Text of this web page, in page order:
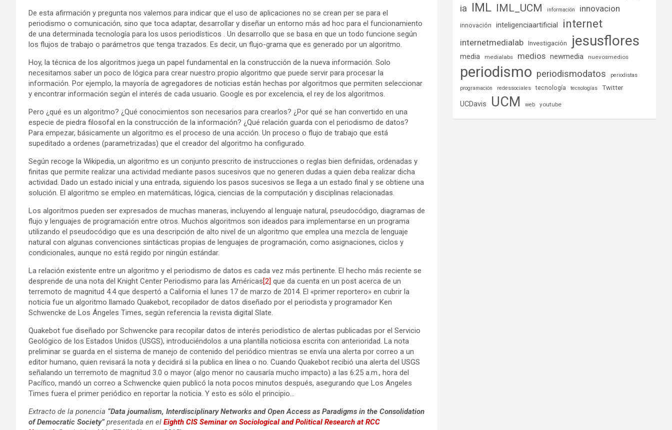
De esta afirmación y pregunta nos valemos para indicar que el uso de aplicaciones no se crean per se para el
periodismo o comunicación, sino que toca adaptar, desarrollar y diseñar un entorno más ad hoc para el funcionamiento
de una determinada tecnología para los usos periodísticos . Un desarrollo que se basa en que un todo funcione según
los flujos de trabajo o parámetros que tenga trazados. Es decir, un flujo-grama que es generado por un algoritmo.
Hoy, la técnica de los algoritmos juega un papel fundamental en la construcción de la nueva información. Solo
necesitamos saber un poco de lógica para crear nuestro propio algoritmo que puede servir para procesar la
información. Por ejemplo, la mayoría de agregadores de noticias están hechas por algoritmos que permiten seleccionar
y encontrar información según el interés de cada usuario. Google es por excelencia, el rey de los algoritmos.
Pero ¿qué es un algoritmo? ¿Qué conocimientos son necesarios para crearlos? ¿Por qué se han convertido en una
especie de piedra filosofal en la construcción de la información? ¿Qué relación guarda con el periodismo de datos?
Para empezar, básicamente un algoritmo es el proceso de una acción. Un proceso o flujo de trabajo que está
supeditado a ordenes (parametrizadas) que el creador del algoritmo ha configurado.
Según recoge la Wikipedia, un algoritmo es un conjunto prescrito de instrucciones o reglas bien definidas, ordenadas y
finitas que permite realizar una actividad mediante pasos sucesivos que no generen dudas a quien deba realizar dicha
actividad. Dado un estado inicial y una entrada, siguiendo los pasos sucesivos se llega a un estado final y se obtiene una
solución. El algoritmo se empleo en matemáticas, lógica, ciencias de la computación y disciplinas relacionadas.
Los algoritmos pueden ser expresados de muchas maneras, incluyendo al lenguaje natural, pseudocódigo, diagramas de
flujo y lenguajes de programación entre otros. Muchos algoritmos son ideados para implementarse en un programa
utilizando el pseudocódigo que es una descripción de alto nivel de un algoritmo que emplea una mezcla de lenguaje
natural con algunas convenciones sintácticas propias de lenguajes de programación, como asignaciones, ciclos y
condicionales, aunque no está regido por ningún estándar.
La relación existente entre un algoritmo y el periodismo de datos es cada vez más pertinente. El hecho más reciente se
desprende de una nota del Knight Center Periodismo para las Américas[2] que da cuenta en un post acerca de un
terremoto de magnitud 4.4 que despertó a California el lunes 17 de marzo de 2014. El «primer reportero» en cubrir la
noticia fue un algoritmo llamado Quakebot, recopilador de datos diseñado por el periodista y programador Ken
Schwencke de Los Ángeles Times, según referencia la revista digital Slate.
Quakebot fue diseñado por Schwencke para recopilar datos de interés periodístico de alertas publicadas por el Servicio
Geológico de los Estados Unidos (USGS), introduciéndolos a una plantilla noticiosa escrita con anterioridad. La nota
preliminar se guarda en el sistema de manejo de contenido del periódico mientras se envía una alerta por correo a un
editor humano, quien revisará la nota y decidirá si la publica en línea o no. Cuando Quakebot recibió una alerta del USGS
señalando un terremoto de magnitud 3.0 o mayor (algo menor no causaría mucho impacto) a las 6:25 a.m., hora del
Pacífico, mandó un correo a Schwencke quien publicó la nota pocos minutos después, asegurando que Los Angeles
Times fuera el primer periódico en reportar la noticia. Y esto es sólo el principio…
Extracto de la ponencia “Data journalism, Interdisciplinary Networks and Open Access as Paradigms in the Consolidation
of Democratic Society”presentada en el Eighth CIS Seminar on Sociological and Political Research at RCC
ia IML IML_UCM información innovacion
innovación inteligenciaartificial internet
internetmedialab Investigación jesusflores
media medialabs medios newmedia nuevosmedios
periodismo periodismodatos
periodistas
programación
redessociales tecnología tecnologías Twitter
UCDavis UCM web youtube